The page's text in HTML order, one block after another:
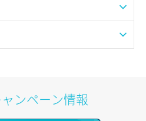
ンペーン情報